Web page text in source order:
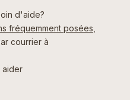
d'aide?
fréquemment posées
courrier à
aider